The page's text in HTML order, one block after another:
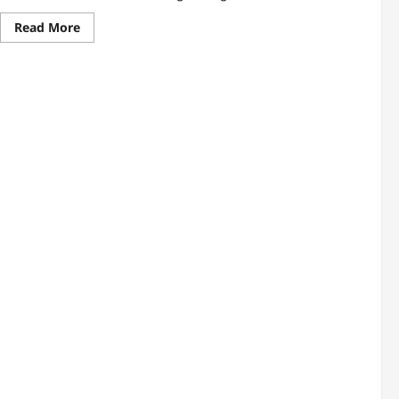
Read MoreRead
more